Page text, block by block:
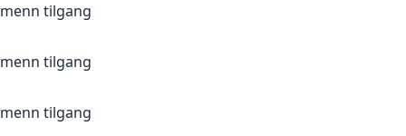
tilgang
tilgang
tilgang